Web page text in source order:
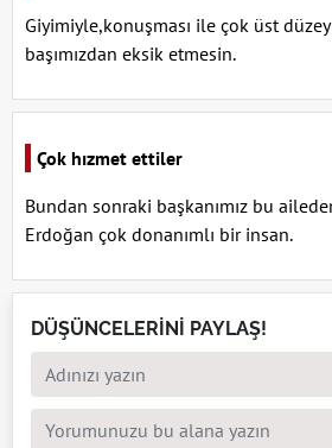
Giyimiyle,konuşması ile çok üst
başımızdan eksik etmesin.
Çok hızmet ettiler
Bundan sonraki başkanımız bu
Erdoğan çok donanımlı bir insan.
DÜŞÜNCELERİNİ PAYLAŞ!